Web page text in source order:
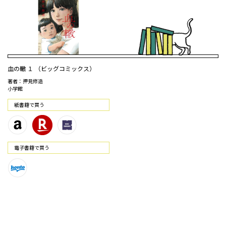
血の轍 １ （ビッグコミックス）
著者：押見修造
小学館
紙書籍で買う
電⼦書籍で買う